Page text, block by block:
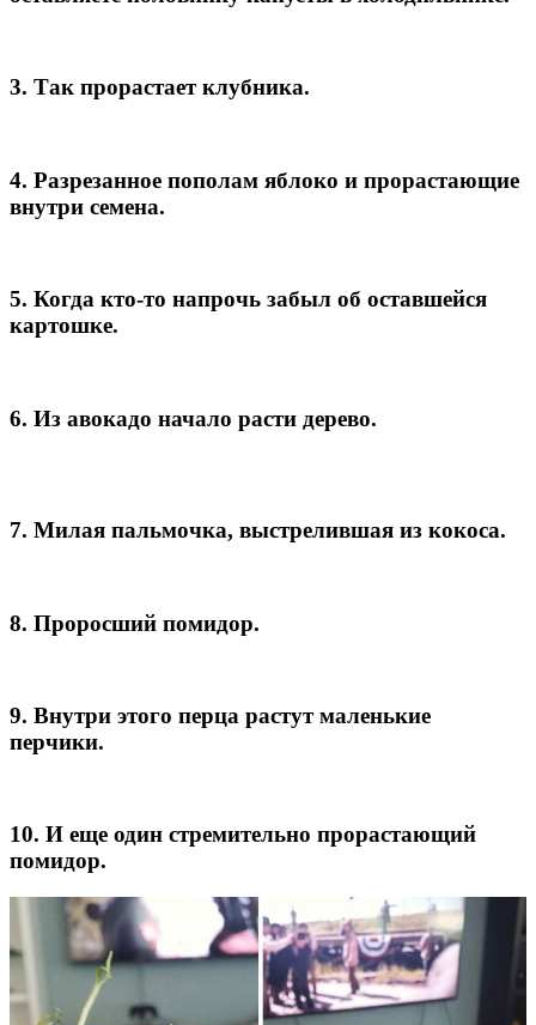
3. Так прорастает клубника.
4. Разрезанное пополам яблоко и прорастающие
внутри семена.
5. Когда кто-то напрочь забыл об оставшейся
картошке.
6. Из авокадо начало расти дерево.
7. Милая пальмочка, выстрелившая из кокоса.
8. Проросший помидор.
9. Внутри этого перца растут маленькие
перчики.
10. И еще один стремительно прорастающий
помидор.